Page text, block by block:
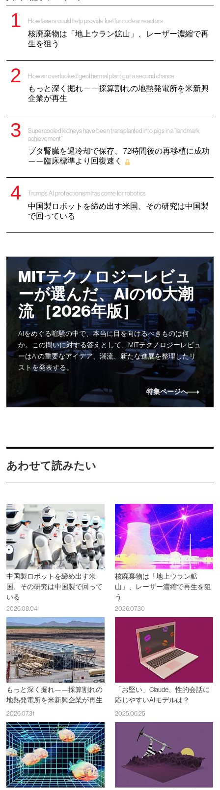
How lasers could help provide fuel for nuclear reactors
核廃棄物は「地上ウラン鉱山」、レーザー濃縮で再
生を狙う
How an overlooked geothermal plant got a second chance
もっと深く掘れ——採算割れの地熱発電所を米新興
企業が再生
Supercooled kidneys have been transplanted into pigs in a “landmark
achievement”
ブタ腎臓を過冷却で保存、 72時間後の再移植に成功
——臨床標準より回復速く
Trump’s AI protectionism has come for robotics
中国製ロボットを締め出す米国、その研究は中国製
で回っている
MITテクノロジーレビュ
ーが選んだ、AIの10大潮
流 ［2026年版］
AIをめぐる喧騒の中で、本当に目を向けるべきものは何
か。この問いに対する答えとして、MITテクノロジーレビュ
ーはAIの重要なアイデア、潮流、新たな進展を整理したリ
ストを発表する。
特集ページへ
あわせて読みたい
中国製ロボットを締め出す米
国、その研究は中国製で回って
いる
2026.08.04
核廃棄物は「地上ウラン鉱
山」、レーザー濃縮で再生を狙
う
2026.07.30
もっと深く掘れ——採算割れの
地熱発電所を米新興企業が再生
2026.07.31
「お堅い」Claude、性的会話に
応じやすいAIモデルは？
2025.06.25